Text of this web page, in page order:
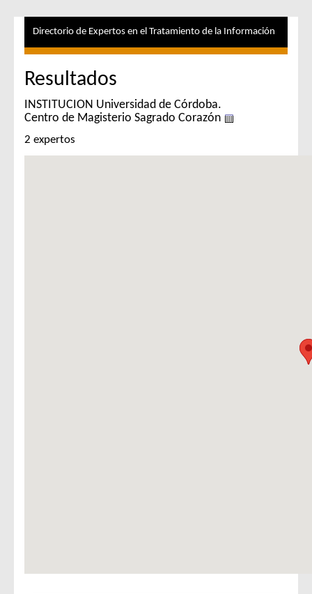
Directorio de Expertos en el Tratamiento de la Información
Resultados
INSTITUCION Universidad de Córdoba.
Centro de Magisterio Sagrado Corazón
2 expertos